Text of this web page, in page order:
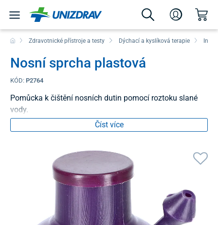
Zdravotnické přístroje a testy Dýchací a kyslíková terapie
Nosní sprcha plastová
KÓD: P2764
Pomůcka k čištění nosních dutin pomocí roztoku slané
vody.
Číst více